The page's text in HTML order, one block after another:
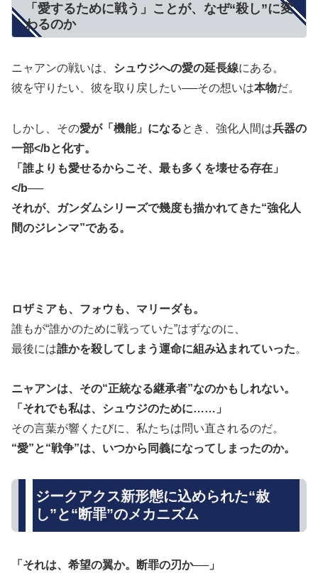
「愛するために戦う」ことが、なぜ“殺し”に変
わるのか
ニャアンの戦いは、 シュウジへの愛の延長線にある。
彼を守りたい、彼を取り戻したい──その想いは本物だ。
しかし、その愛が「機能」になるとき、強化人間は兵器の
一部</bと化す。
「誰よりも愛せるからこそ、最も多くを壊せる存在」
</b──
それが、ガンダムシリーズで幾度も描かれてきた“強化人
間のジレンマ”である。
ロザミアも、フォウも、マリーダも。
誰もが“誰かのために戦っていた”はずなのに、
最後には誰かを殺してしまう運命に組み込まれていった。
ニャアンは、その“正統なる継承者”なのかもしれない。
「それでも私は、シュウジのために……」
その言葉が響くたびに、私たちは問い直されるのだ。
“愛”と“戦争”は、いつから同義になってしまったのか。
ジークアクス新形態に込められた“赦
し”と“断罪”のメカニズム
「それは、希望の翼か。断罪の刃か──」